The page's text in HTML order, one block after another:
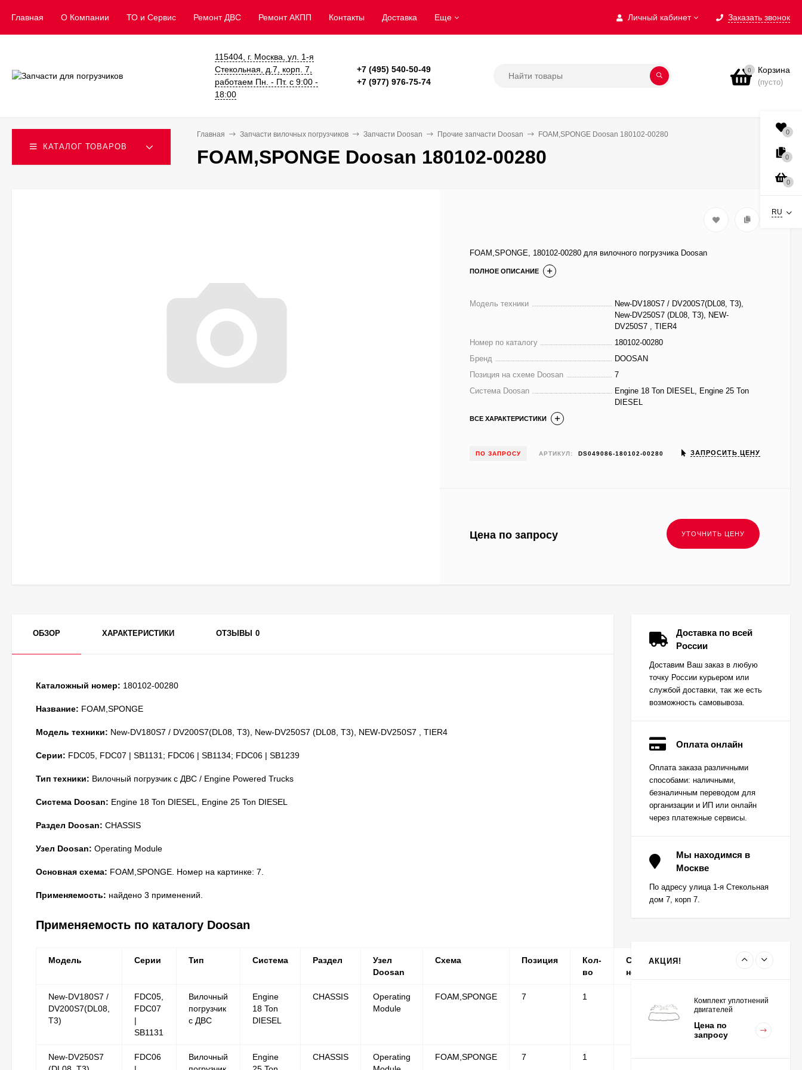
Личный кабинет Заказать звонок
Главная О Компании ТО и Сервис ​Ремонт ДВС Ремонт АКПП Контакты Доставка Еще
115404, г. Москва, ул. 1-я
Стекольная, д.7, корп. 7,
работаем Пн. - Пт. с 9:00 -
18:00
+7 (495) 540-50-49
+7 (977) 976-75-74
0 Корзина
(пусто)
КАТАЛОГ ТОВАРОВ
Главная Запчасти вилочных погрузчиков Запчасти Doosan Прочие запчасти Doosan FOAM,SPONGE Doosan 180102-00280
FOAM,SPONGE Doosan 180102-00280
FOAM,SPONGE, 180102-00280 для вилочного погрузчика Doosan
ПОЛНОЕ ОПИСАНИЕ
Модель техники
New-DV180S7 / DV200S7(DL08, T3),
New-DV250S7 (DL08, T3), NEW-
DV250S7 , TIER4
Номер по каталогу
180102-00280
Бренд
DOOSAN
Позиция на схеме Doosan
7
Система Doosan
Engine 18 Ton DIESEL, Engine 25 Ton
DIESEL
ВСЕ ХАРАКТЕРИСТИКИ
ПО ЗАПРОСУ АРТИКУЛ: DS049086-180102-00280 ЗАПРОСИТЬ ЦЕНУ
Цена по запросу
ОБЗОР ХАРАКТЕРИСТИКИ ОТЗЫВЫ 0
Каталожный номер: 180102-00280
Название: FOAM,SPONGE
Модель техники: New-DV180S7 / DV200S7(DL08, T3), New-DV250S7 (DL08, T3), NEW-DV250S7 , TIER4
Серии: FDC05, FDC07 | SB1131; FDC06 | SB1134; FDC06 | SB1239
Тип техники: Вилочный погрузчик с ДВС / Engine Powered Trucks
Система Doosan: Engine 18 Ton DIESEL, Engine 25 Ton DIESEL
Раздел Doosan: CHASSIS
Узел Doosan: Operating Module
Основная схема: FOAM,SPONGE. Номер на картинке: 7.
Применяемость: найдено 3 применений.
Применяемость по каталогу Doosan
Модель Серии Тип Система Раздел
Узел
Doosan
Схема Позиция
Кол-
во
Серийные
номера
Примечание
New-DV180S7 /
DV200S7(DL08,
T3)
FDC05,
FDC07
|
SB1131
Вилочный
погрузчик
с ДВС
Engine
18 Ton
DIESEL
CHASSIS
Operating
Module
FOAM,SPONGE 7 1
New-DV250S7
FDC06
Вилочный
Engine
CHASSIS
Operating
FOAM,SPONGE 7 1
Доставка по всей
России
Доставим Ваш заказ в любую
точку России курьером или
службой доставки, так же есть
возможность самовывоза.
Оплата онлайн
Оплата заказа различными
способами: наличными,
безналичным переводом для
организации и ИП или онлайн
через платежные сервисы.
Мы находимся в
Москве
По адресу улица 1-я Стекольная
дом 7, корп 7.
АКЦИЯ!
Вкладыш коренной
(0,25) (1шт - 1
половинка) для
двигателей
K15,K21,K25
запросу
(1шт - 1 половинка) для
двигателей
K15,K21,K25
Цена по
Комплект уплотнений
двигателей
Цена по
запросу
0
0
0
RU